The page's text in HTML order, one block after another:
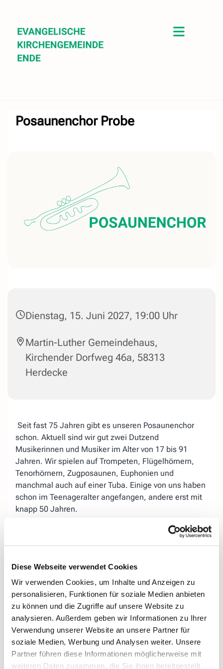
Diese Webseite verwendet Cookies
Wir verwenden Cookies, um Inhalte und Anzeigen zu
personalisieren, Funktionen für soziale Medien anbieten
zu können und die Zugriffe auf unsere Website zu
analysieren. Außerdem geben wir Informationen zu Ihrer
Verwendung unserer Website an unsere Partner für
soziale Medien, Werbung und Analysen weiter. Unsere
Partner führen diese Informationen möglicherweise mit
weiteren Daten zusammen, die Sie ihnen bereitgestellt
Posaunenchor Probe
Dienstag, 15. Juni 2027, 19:00 Uhr
Martin-Luther Gemeindehaus,
Kirchender Dorfweg 46a, 58313
Herdecke
Seit fast 75 Jahren gibt es unseren Posaunenchor
schon. Aktuell sind wir gut zwei Dutzend
Musikerinnen und Musiker im Alter von 17 bis 91
Jahren. Wir spielen auf Trompeten, Flügelhörnern,
Tenorhörnern, Zugposaunen, Euphonien und
manchmal auch auf einer Tuba. Einige von uns haben
schon im Teenageralter angefangen, andere erst mit
knapp 50 Jahren.
Der Posaunenchor begleitet viele Anlässe, darunter
Gottesdienste in und außerhalb der Kirche, besondere
Advents- und Weihnachtszeit, die Sommerserenade
vieles mehr. Unser Repertoire reicht dabei vom Barock
bis in die Moderne und umfasst geistliche und
weltliche Musik von Chorälen über Klassik bis Swing.
Aufgrund unseres Durchschnittsalters von deutlich
über 60 Jahren droht uns das allmähliche Aussterben,
wenn es uns nicht gelingt, neue Bläserinnen und